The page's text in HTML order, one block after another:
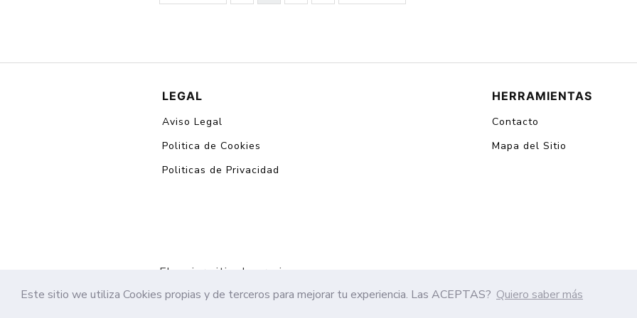
LEGAL
Aviso Legal
Politica de Cookies
Politicas de Privacidad
HERRAMIENTAS
Contacto
Mapa del Sitio
El mejor sitio de oraciones
Este sitio we utiliza Cookies propias y de terceros para mejorar tu experiencia. Las ACEPTAS? Quiero saber más